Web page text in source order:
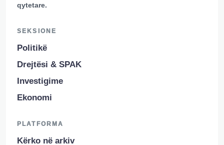
qytetare.
SEKSIONE
Politikë
Drejtësi & SPAK
Investigime
Ekonomi
PLATFORMA
Kërko në arkiv